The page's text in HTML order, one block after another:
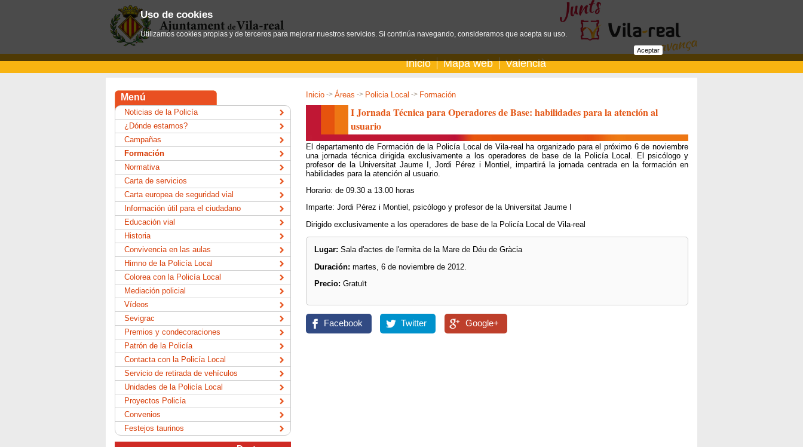
Inicio Mapa web Valencià
Inicio -> Áreas -> Policia Local -> Formación
I Jornada Técnica para Operadores de Base: habilidades para la atención al
usuario
El departamento de Formación de la Policía Local de Vila-real ha organizado para el próximo 6 de noviembre
una jornada técnica dirigida exclusivamente a los operadores de base de la Policía Local. El psicólogo y
profesor de la Universitat Jaume I, Jordi Pérez i Montiel, impartirá la jornada centrada en la formación en
habilidades para la atención al usuario.
Horario: de 09.30 a 13.00 horas
Imparte: Jordi Pérez i Montiel, psicólogo y profesor de la Universitat Jaume I
Dirigido exclusivamente a los operadores de base de la Policía Local de Vila-real
Lugar: Sala d'actes de l'ermita de la Mare de Déu de Gràcia
Duración:martes, 6 de noviembre de 2012.
Precio:Gratuït
Facebook Twitter Google+
Menú
Noticias de la Policía
¿Dónde estamos?
Campañas
Formación
Normativa
Carta de servicios
Carta europea de seguridad vial
Información útil para el ciudadano
Educación vial
Historia
Convivencia en las aulas
Himno de la Policía Local
Colorea con la Policía Local
Mediación policial
Vídeos
Sevigrac
Premios y condecoraciones
Patrón de la Policía
Contacta con la Policía Local
Servicio de retirada de vehículos
Unidades de la Policía Local
Proyectos Policía
Convenios
Festejos taurinos
Uso de cookies
Utilizamos cookies propias y de terceros para mejorar nuestros servicios. Si continúa navegando, consideramos que acepta su uso.
Aceptar